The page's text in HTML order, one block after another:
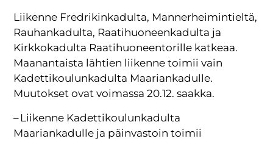
Liikenne Fredrikinkadulta, Mannerheimintieltä,
Rauhankadulta, Raatihuoneenkadulta ja
Kirkkokadulta Raatihuoneentorille katkeaa.
Maanantaista lähtien liikenne toimii vain
Kadettikoulunkadulta Maariankadulle.
Muutokset ovat voimassa 20.12. saakka.
– Liikenne Kadettikoulunkadulta
Maariankadulle ja päinvastoin toimii